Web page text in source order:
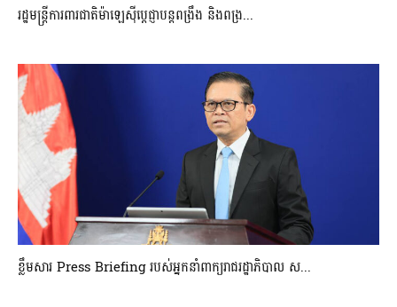
រដ្ឋមន្ត្រីការពារជាតិម៉ាឡេស៊ីប្ដេជ្ញាបន្តពង្រឹង និងពង្រ...
ខ្លឹមសារ Press Briefing របស់អ្នកនាំពាក្យរាជរដ្ឋាភិបាល ស...